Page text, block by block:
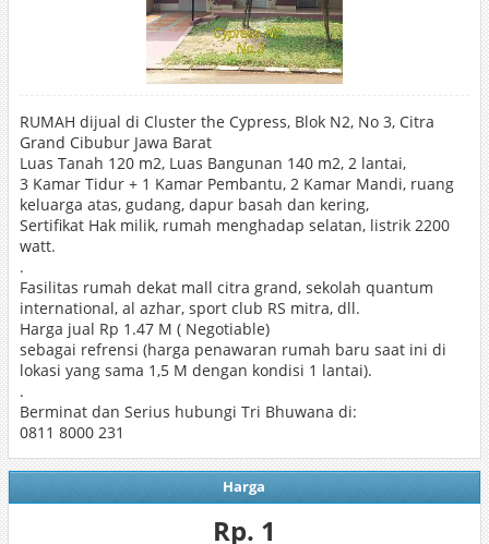
RUMAH dijual di Cluster the Cypress, Blok N2, No 3, Citra
Grand Cibubur Jawa Barat
Luas Tanah 120 m2, Luas Bangunan 140 m2, 2 lantai,
3 Kamar Tidur + 1 Kamar Pembantu, 2 Kamar Mandi, ruang
keluarga atas, gudang, dapur basah dan kering,
Sertifikat Hak milik, rumah menghadap selatan, listrik 2200
watt.
.
Fasilitas rumah dekat mall citra grand, sekolah quantum
international, al azhar, sport club RS mitra, dll.
Harga jual Rp 1.47 M ( Negotiable)
sebagai refrensi (harga penawaran rumah baru saat ini di
lokasi yang sama 1,5 M dengan kondisi 1 lantai).
.
Berminat dan Serius hubungi Tri Bhuwana di:
0811 8000 231
Harga
Rp. 1